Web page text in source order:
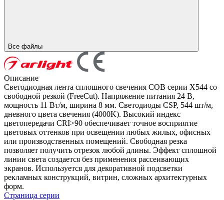
Все файлы
Описание
Светодиодная лента сплошного свечения COB серии X544 со
свободной резкой (FreeCut). Напряжение питания 24 В,
мощность 11 Вт/м, ширина 8 мм. Светодиоды CSP, 544 шт/м,
дневного цвета свечения (4000K). Высокий индекс
цветопередачи CRI>90 обеспечивает точное восприятие
цветовых оттенков при освещении любых жилых, офисных
или производственных помещений. Свободная резка
позволяет получить отрезок любой длины. Эффект сплошной
линии света создается без применения рассеивающих
экранов. Используется для декоративной подсветки
рекламных конструкций, витрин, сложных архитектурных
форм.
Страница серии